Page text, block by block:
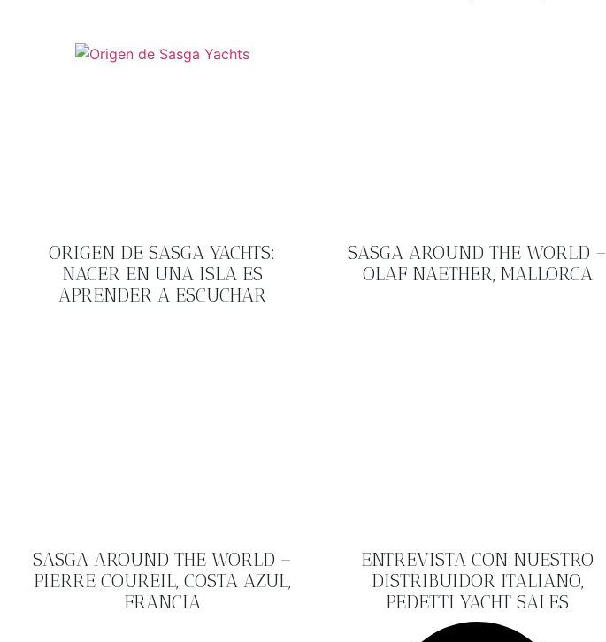
ORIGEN DE SASGA YACHTS:
NACER EN UNA ISLA ES
APRENDER A ESCUCHAR
SASGA AROUND THE WORLD –
OLAF NAETHER, MALLORCA
SASGA AROUND THE WORLD –
PIERRE COUREIL, COSTA AZUL,
FRANCIA
ENTREVISTA CON NUESTRO
DISTRIBUIDOR ITALIANO,
PEDETTI YACHT SALES